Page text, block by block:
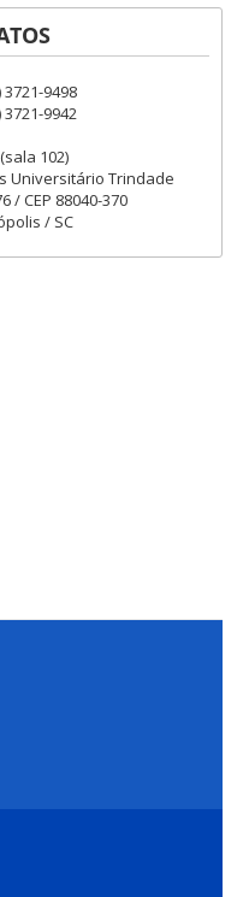
3721-9498
3721-9942
102)
Universitário Trindade
/ CEP 88040-370
/ SC